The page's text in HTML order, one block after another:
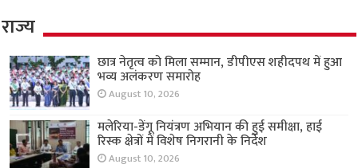
राज्य
छात्र नेतृत्व को मिला सम्मान, डीपीएस शहीदपथ में हुआ
भव्य अलंकरण समारोह
August 10, 2026
मलेरिया-डेंगू नियंत्रण अभियान की हुई समीक्षा, हाई
रिस्क क्षेत्रों में विशेष निगरानी के निर्देश
August 10, 2026